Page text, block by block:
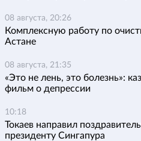
08 августа, 20:26
Комплексную работу по
Астане
08 августа, 21:35
«Это не лень, это болезнь»:
фильм о депрессии
10:18
Токаев направил
президенту Сингапура